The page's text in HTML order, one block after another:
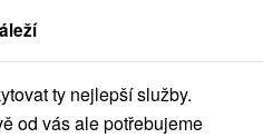
pobyty Prešovský kraj
ty nejlepší služby.
od vás ale potřebujeme